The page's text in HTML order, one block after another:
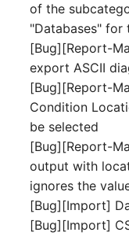
of the
"Databases" for
[Bug][Report-
export ASCII
[Bug][Report-
Condition
be selected
[Bug][Report-
output with
ignores the
[Bug][Import]
[Bug][Import]